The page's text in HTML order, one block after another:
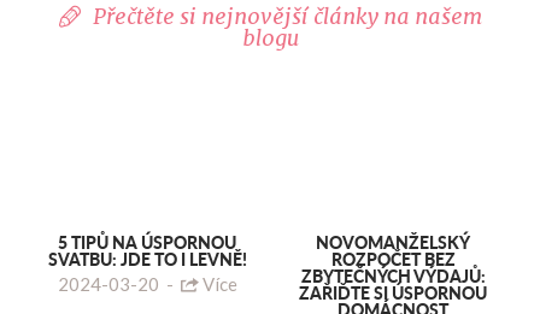
Přečtěte si nejnovější články na našem
blogu
5 TIPŮ NA ÚSPORNOU
SVATBU: JDE TO I LEVNĚ!
2024-03-20 - Více
NOVOMANŽELSKÝ
ROZPOČET BEZ
ZBYTEČNÝCH VÝDAJŮ:
ZAŘIĎTE SI ÚSPORNOU